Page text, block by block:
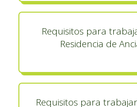
Requisitos para
Residencia de
Requisitos para